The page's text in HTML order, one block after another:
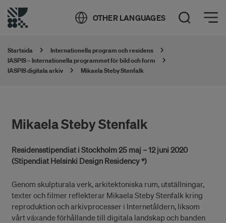
OTHER LANGUAGES Öppna sök
Öppna meny
Startsida
Internationella program och residens
IASPIS – Internationella programmet för bild och form
IASPIS digitala arkiv
Mikaela Steby Stenfalk
Mikaela Steby Stenfalk
Residensstipendiat i Stockholm 25 maj – 12 juni 2020
(Stipendiat Helsinki Design Residency *)
Genom skulpturala verk, arkitektoniska rum, utställningar,
texter och filmer reflekterar Mikaela Steby Stenfalk kring
reproduktion och arkivprocesser i Internetåldern, liksom
vårt växande förhållande till digitala landskap och banden